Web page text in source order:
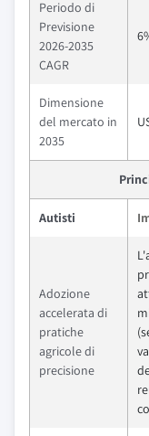
Periodo di
Previsione
2026-2035
CAGR
Dimensione
del mercato in
2035
Autisti
Adozione
accelerata di
pratiche
agricole di
precisione